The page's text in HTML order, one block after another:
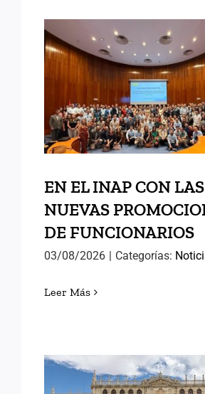
EN EL INAP
NUEVAS
DE
EN EL INAP CON LAS
NUEVAS
DE FUNCIONARIOS
03/08/2026 | Categorías:
Leer Más